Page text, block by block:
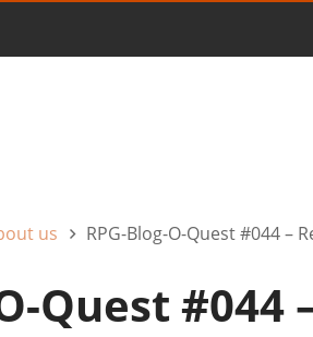
us RPG-Blog-O-Quest #044 –
Quest #044